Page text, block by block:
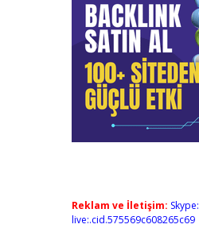
Reklam ve İletişim: Skype:
live:.cid.575569c608265c69